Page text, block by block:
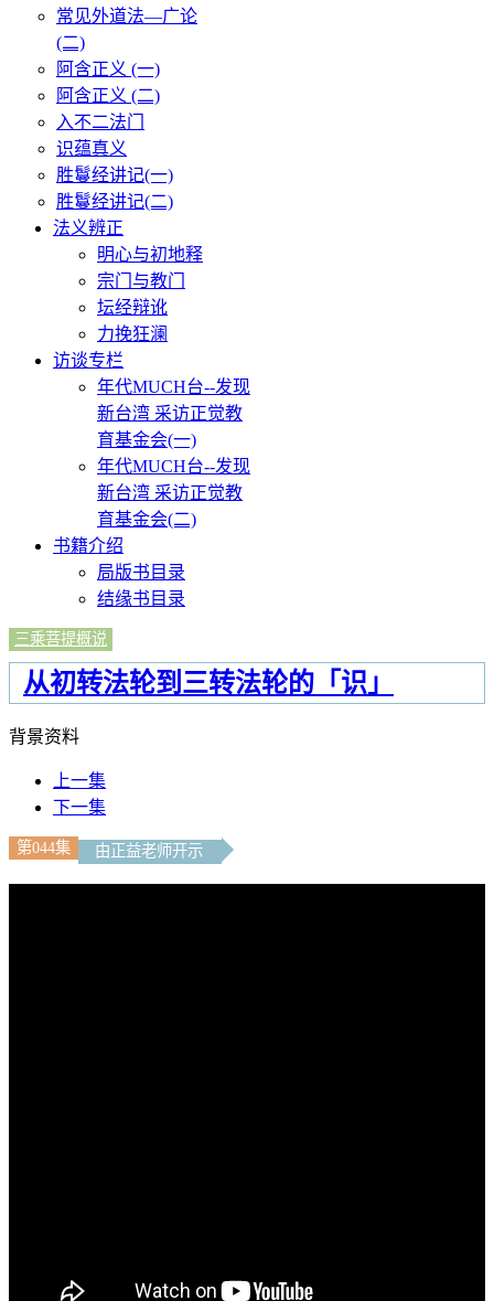
常见外道法—广论
(二)
阿含正义 (一)
阿含正义 (二)
入不二法门
识蕴真义
胜鬘经讲记(一)
胜鬘经讲记(二)
法义辨正
明心与初地释
宗门与教门
坛经辩讹
力挽狂澜
访谈专栏
年代MUCH台--发现
新台湾 采访正觉教
育基金会(一)
年代MUCH台--发现
新台湾 采访正觉教
育基金会(二)
书籍介绍
局版书目录
结缘书目录
三乘菩提概说
从初转法轮到三转法轮的「识」
背景资料
上一集
下一集
第044集 由正益老师开示
识，你只能够回头，不能过彼，你不能超越这个识而再去